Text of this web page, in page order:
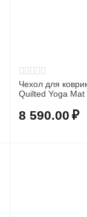
Чехол для
Quilted Yoga Mat
8 590.00 ₽